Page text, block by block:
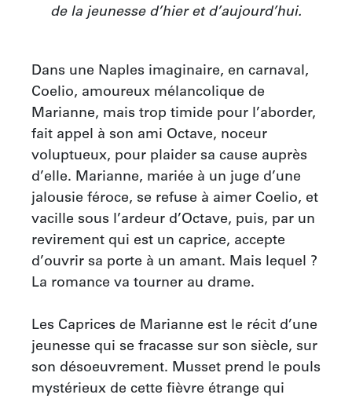
de la jeunesse d’hier et d’aujourd’hui.
Dans une Naples imaginaire, en carnaval,
Coelio, amoureux mélancolique de
Marianne, mais trop timide pour l’aborder,
fait appel à son ami Octave, noceur
voluptueux, pour plaider sa cause auprès
d’elle. Marianne, mariée à un juge d’une
jalousie féroce, se refuse à aimer Coelio, et
vacille sous l’ardeur d’Octave, puis, par un
revirement qui est un caprice, accepte
d’ouvrir sa porte à un amant. Mais lequel ?
La romance va tourner au drame.
Les Caprices de Marianne est le récit d’une
jeunesse qui se fracasse sur son siècle, sur
son désoeuvrement. Musset prend le pouls
mystérieux de cette fièvre étrange qui